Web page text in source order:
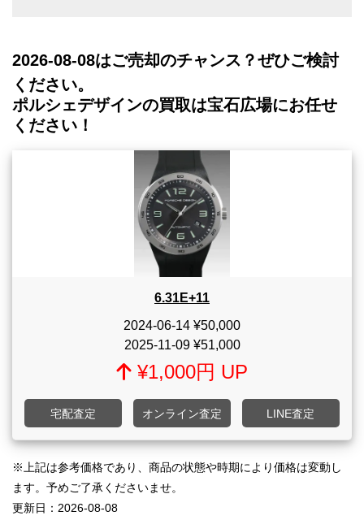
2026-08-08はご売却のチャンス？ぜひご検討
ください。
ポルシェデザインの買取は宝石広場にお任せ
ください！
6.31E+11
2024-06-14 ¥50,000
2025-11-09¥51,000
¥1,000円 UP
宅配査定 オンライン査定 LINE査定
※上記は参考価格であり、商品の状態や時期により価格は変動し
ます。予めご了承くださいませ。
更新日： 2026-08-08